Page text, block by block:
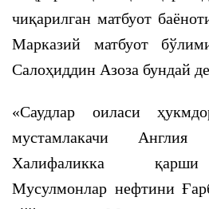
чиқарилган матбуот
Марказий матбуот
Салоҳиддин Азоза бундай
«Саудлар оиласи
мустамлакачи
Халифаликка
Мусулмонлар нефтини